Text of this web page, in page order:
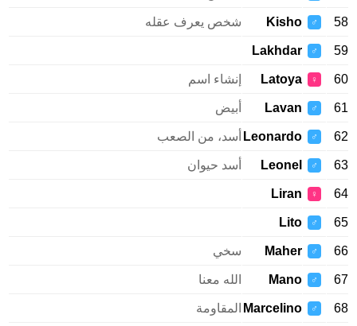
58
♂
Kisho شخص يعرف عقله
59
♂
Lakhdar
60
♀
Latoya إنشاء اسم
61
♂
Lavan أبيض
62
♂
Leonardo أسد، من الصعب
63
♂
Leonel أسد حيوان
64
♀
Liran
65
♂
Lito
66
♂
Maher سخي
67
♂
Mano الله معنا
68
♂
Marcelino المقاومة